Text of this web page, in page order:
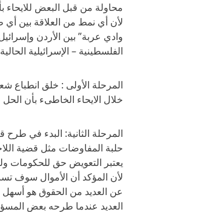
محاولة من قبل البعض للايحاء
لأن أي نمط من العلاقة بين أي
وادي عربة” بين الأردن
الفلسطينية – الإسرائيلية
المرحلة الأولى : خلق انطباع
خلال الايحاء الخاطىء بأن
المرحلة الثانية: البدء في
حلبة المفاوضات مثل قضية
يعتبر التعويض حق للحكومات
لأن المؤكد أن الأموال سوف
عن العديد من الحقوق هو
العديد عندما طرحه بعض